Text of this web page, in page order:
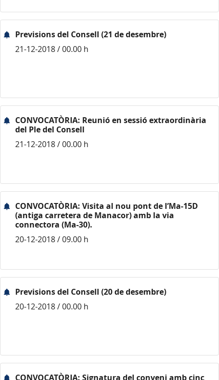
Previsions del Consell (21 de desembre)
21-12-2018 / 00.00 h
CONVOCATÒRIA: Reunió en sessió extraordinària
del Ple del Consell
21-12-2018 / 00.00 h
CONVOCATÒRIA: Visita al nou pont de l’Ma-15D
(antiga carretera de Manacor) amb la via
connectora (Ma-30).
20-12-2018 / 09.00 h
Previsions del Consell (20 de desembre)
20-12-2018 / 00.00 h
CONVOCATÒRIA: Signatura del conveni amb cinc